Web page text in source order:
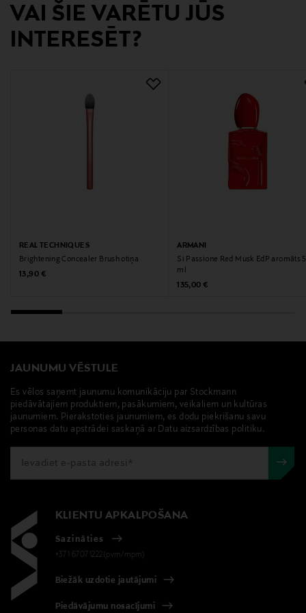
Digitālā adrese
https://www.miumiu.com/fi/en/contactus.html
Miu Miu, smaržas, smaržūdens
VAI ŠIE VARĒTU JŪS
INTERESĒT?
REAL TECHNIQUES
Brightening Concealer Brush otiņa
Original Price
13,90 €
ARMANI
Si Passione Red Musk EdP aromāts
ml
Original Price
135,00 €
JAUNUMU VĒSTULE
Es vēlos saņemt jaunumu komunikāciju par Stockmann
piedāvātajiem produktiem, pasākumiem, veikaliem un kultūras
jaunumiem. Pierakstoties jaunumiem, es dodu piekrišanu savu
personas datu apstrādei saskaņā ar Datu aizsardzības politiku.
KLIENTU APKALPOŠANA
Sazināties
+371 67071222(pvm/mpm)
Biežāk uzdotie jautājumi
Piedāvājumu nosacījumi